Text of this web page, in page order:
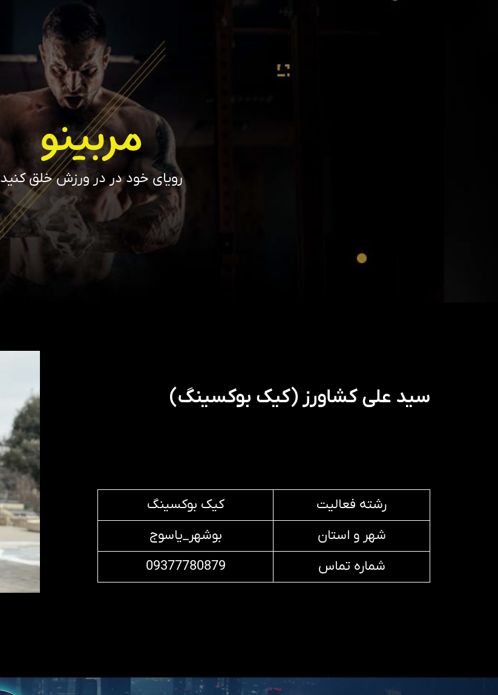
مربینو
رویای خود در در ورزش خلق کنید
سید علی کشاورز (کیک بوکسینگ)
رشته فعالیت
کیک بوکسینگ
شهر و استان
بوشهر_یاسوج
شماره تماس
09377780879